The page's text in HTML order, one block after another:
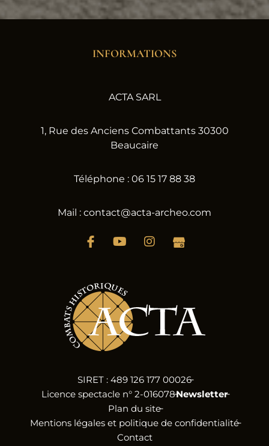
INFORMATIONS
ACTA SARL
1, Rue des Anciens Combattants 30300
Beaucaire
Téléphone : 06 15 17 88 38
Mail : contact@acta-archeo.com
SIRET : 489 126 177 00026
Licence spectacle n° 2-016078Newsletter
Plan du site
Mentions légales et politique de confidentialité
Contact